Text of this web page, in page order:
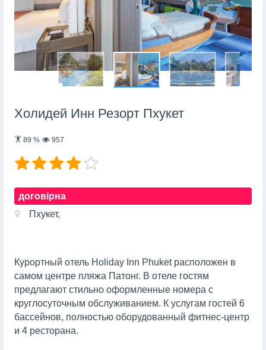
Холидей Инн Резорт Пхукет
89 % 957
договірна
Пхукет,
Курортный отель Holiday Inn Phuket расположен в
самом центре пляжа Патонг. В отеле гостям
предлагают стильно оформленные номера с
круглосуточным обслуживанием. К услугам гостей 6
бассейнов, полностью оборудованный фитнес-центр
и 4 ресторана.